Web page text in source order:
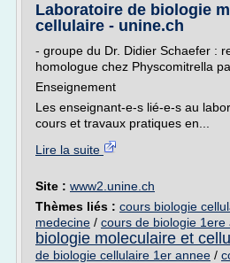
Laboratoire de biologie
cellulaire - unine.ch
- groupe du Dr. Didier Schaefer :
homologue chez Physcomitrella
Enseignement
Les enseignant-e-s lié-e-s au
cours et travaux pratiques en...
Lire la suite
Site : www2.unine.ch
Thèmes liés : cours biologie
medecine / cours de biologie 1ere
biologie moleculaire et
de biologie cellulaire 1er annee /